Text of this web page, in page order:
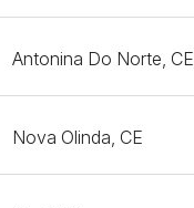
Antonina Do Norte, CE
Nova Olinda, CE